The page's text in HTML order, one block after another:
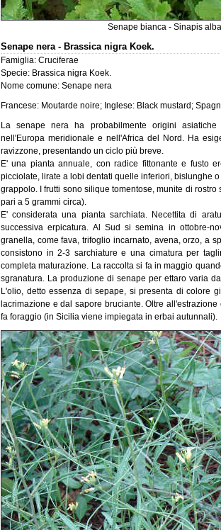
Senape bianca - Sinapis
Senape nera - Brassica nigra Koek.
Famiglia: Cruciferae
Specie: Brassica nigra Koek.
Nome comune: Senape nera
Francese: Moutarde noire; Inglese: Black mustard;
La senape nera ha probabilmente origini
nell'Europa meridionale e nell'Africa del Nord. Ha
ravizzone, presentando un ciclo più breve.
E' una pianta annuale, con radice fittonante e fusto
picciolate, lirate a lobi dentati quelle inferiori, bislunghe
grappolo. I frutti sono silique tomentose, munite di
pari a 5 grammi circa).
E' considerata una pianta sarchiata. Necettita di
successiva erpicatura. Al Sud si semina in ottobre-
granella, come fava, trifoglio incarnato, avena, orzo, a
consistono in 2-3 sarchiature e una cimatura per
completa maturazione. La raccolta si fa in maggio
sgranatura. La produzione di senape per ettaro varia
L'olio, detto essenza di sepape, si presenta di colore
lacrimazione e dal sapore bruciante. Oltre
fa foraggio (in Sicilia viene impiegata in erbai autunnali).